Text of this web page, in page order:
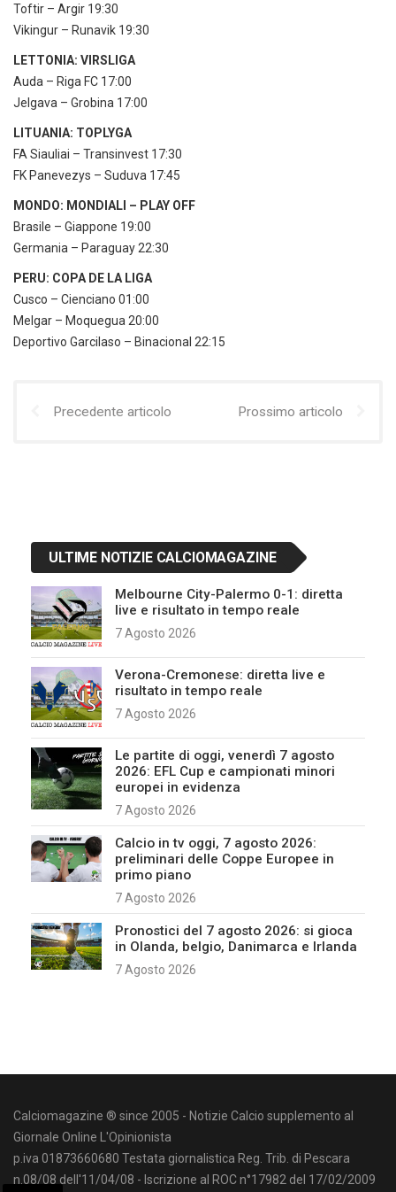
Toftir – Argir 19:30
Vikingur – Runavik 19:30
LETTONIA: VIRSLIGA
Auda – Riga FC 17:00
Jelgava – Grobina 17:00
LITUANIA: TOPLYGA
FA Siauliai – Transinvest 17:30
FK Panevezys – Suduva 17:45
MONDO: MONDIALI – PLAY OFF
Brasile – Giappone 19:00
Germania – Paraguay 22:30
PERU: COPA DE LA LIGA
Cusco – Cienciano 01:00
Melgar – Moquegua 20:00
Deportivo Garcilaso – Binacional 22:15
Precedente articolo Prossimo articolo
ULTIME NOTIZIE CALCIOMAGAZINE
Melbourne City-Palermo 0-1: diretta
live e risultato in tempo reale
7 Agosto 2026
Verona-Cremonese: diretta live e
risultato in tempo reale
7 Agosto 2026
Le partite di oggi, venerdì 7 agosto
2026: EFL Cup e campionati minori
europei in evidenza
7 Agosto 2026
Calcio in tv oggi, 7 agosto 2026:
preliminari delle Coppe Europee in
primo piano
7 Agosto 2026
Pronostici del 7 agosto 2026: si gioca
in Olanda, belgio, Danimarca e Irlanda
7 Agosto 2026
Calciomagazine ® since 2005 - Notizie Calcio supplemento al
Giornale Online L'Opinionista
p.iva 01873660680 Testata giornalistica Reg. Trib. di Pescara
n.08/08 dell'11/04/08 - Iscrizione al ROC n°17982 del 17/02/2009